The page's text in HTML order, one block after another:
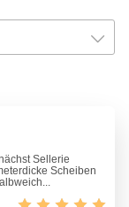
Sellerie
Scheiben